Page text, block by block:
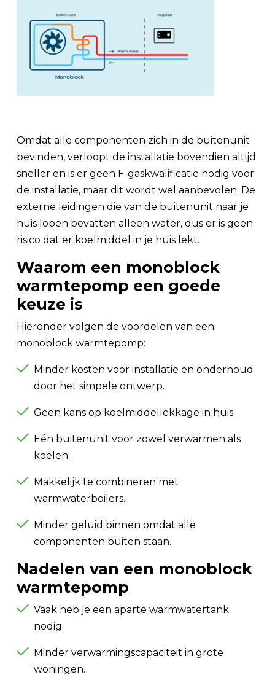
Omdat alle componenten zich in de buitenunit
bevinden, verloopt de installatie bovendien altijd
sneller en is er geen F-gaskwalificatie nodig voor
de installatie, maar dit wordt wel aanbevolen. De
externe leidingen die van de buitenunit naar je
huis lopen bevatten alleen water, dus er is geen
risico dat er koelmiddel in je huis lekt.
Waarom een monoblock
warmtepomp een goede
keuze is
Hieronder volgen de voordelen van een
monoblock warmtepomp:
Minder kosten voor installatie en onderhoud
door het simpele ontwerp.
Geen kans op koelmiddellekkage in huis.
Eén buitenunit voor zowel verwarmen als
koelen.
Makkelijk te combineren met
warmwaterboilers.
Minder geluid binnen omdat alle
componenten buiten staan.
Nadelen van een monoblock
warmtepomp
Vaak heb je een aparte warmwatertank
nodig.
Minder verwarmingscapaciteit in grote
woningen.